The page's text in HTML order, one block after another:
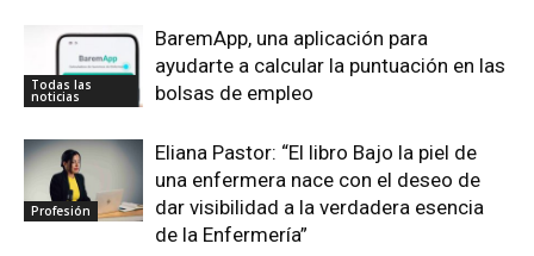
Todas las
noticias
BaremApp, una aplicación para
ayudarte a calcular la puntuación en las
bolsas de empleo
Profesión
Eliana Pastor: “El libro Bajo la piel de
una enfermera nace con el deseo de
dar visibilidad a la verdadera esencia
de la Enfermería”